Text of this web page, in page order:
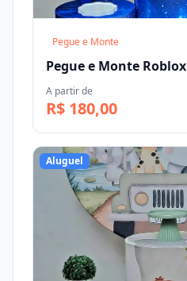
Pegue e Monte
Pegue e Monte Roblox
A partir de
R$ 180,00
Aluguel